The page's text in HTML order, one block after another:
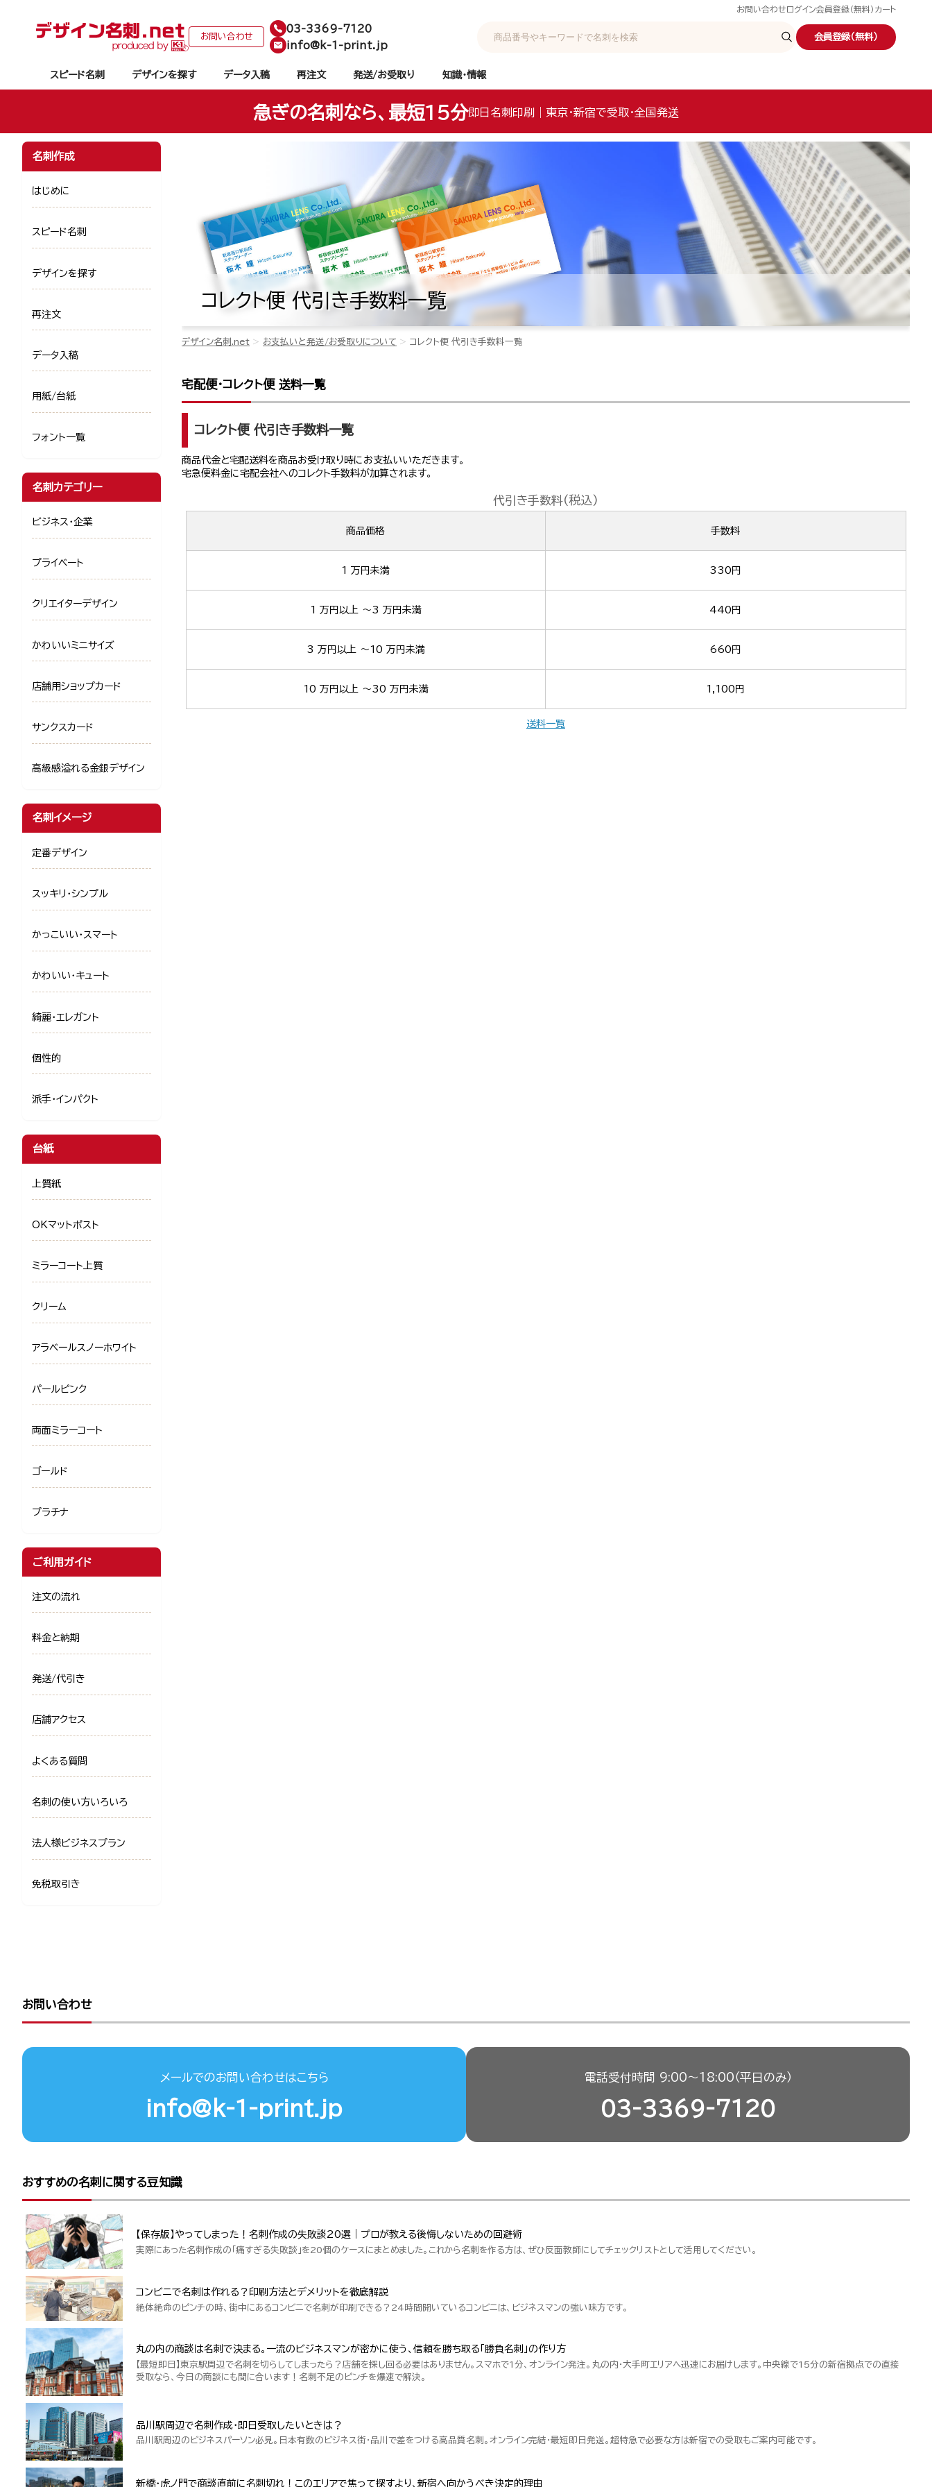
お問い合わせ ログイン会員登録（無料） カート
お問い合わせ
03-3369-7120
info@k-1-print.jp
会員登録（無料）
スピード名刺 デザインを探す データ入稿 再注文 発送/お受取り 知識・情報
急ぎの名刺なら、最短15分即日名刺印刷｜東京・新宿で受取・全国発送
コレクト便 代引き手数料一覧
デザイン名刺.net お支払いと発送/お受取りについて コレクト便 代引き手数料一覧
宅配便・コレクト便 送料一覧
コレクト便 代引き手数料一覧
商品代金と宅配送料を商品お受け取り時にお支払いいただきます。
宅急便料金に宅配会社へのコレクト手数料が加算されます。
代引き手数料(税込)
商品価格 手数料
1 万円未満 330円
1 万円以上 ～3 万円未満 440円
3 万円以上 ～10 万円未満 660円
10 万円以上 ～30 万円未満 1,100円
送料一覧
名刺作成
はじめに
スピード名刺
デザインを探す
再注文
データ入稿
用紙/台紙
フォント一覧
名刺カテゴリー
ビジネス・企業
プライベート
クリエイターデザイン
かわいいミニサイズ
店舗用ショップカード
サンクスカード
高級感溢れる金銀デザイン
名刺イメージ
定番デザイン
スッキリ・シンプル
かっこいい・スマート
かわいい・キュート
綺麗・エレガント
個性的
派手・インパクト
台紙
上質紙
OKマットポスト
ミラーコート上質
クリーム
アラベールスノーホワイト
パールピンク
両面ミラーコート
ゴールド
プラチナ
ご利用ガイド
注文の流れ
料金と納期
発送/代引き
店舗アクセス
よくある質問
名刺の使い方いろいろ
法人様ビジネスプラン
免税取引き
お問い合わせ
メールでのお問い合わせはこちら
info@k-1-print.jp
電話受付時間 9:00〜18:00（平日のみ）
03-3369-7120
おすすめの名刺に関する豆知識
【保存版】やってしまった！名刺作成の失敗談20選｜プロが教える後悔しないための回避術
実際にあった名刺作成の「痛すぎる失敗談」を20個のケースにまとめました。これから名刺を作る方は、ぜひ反面教師にしてチェックリストとして活用してください。
コンビニで名刺は作れる？印刷方法とデメリットを徹底解説
絶体絶命のピンチの時、街中にあるコンビニで名刺が印刷できる？24時間開いているコンビニは、ビジネスマンの強い味方です。
丸の内の商談は名刺で決まる。一流のビジネスマンが密かに使う、信頼を勝ち取る「勝負名刺」の作り方
【最短即日】東京駅周辺で名刺を切らしてしまったら？店舗を探し回る必要はありません。スマホで1分、オンライン発注。丸の内・大手町エリアへ迅速にお届けします。中央線で15分の新宿拠点での直接
受取なら、今日の商談にも間に合います！名刺不足のピンチを爆速で解決。
品川駅周辺で名刺作成・即日受取したいときは？
品川駅周辺のビジネスパーソン必見。日本有数のビジネス街・品川で差をつける高品質名刺。オンライン完結・最短即日発送。超特急で必要な方は新宿での受取もご案内可能です。
新橋・虎ノ門で商談直前に名刺切れ！このエリアで焦って探すより、新宿へ向かうべき決定的理由